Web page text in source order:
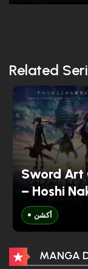
الحلقة 03
2026-01-12
Related
Sword Art
– Hoshi
أكشن
MANGA